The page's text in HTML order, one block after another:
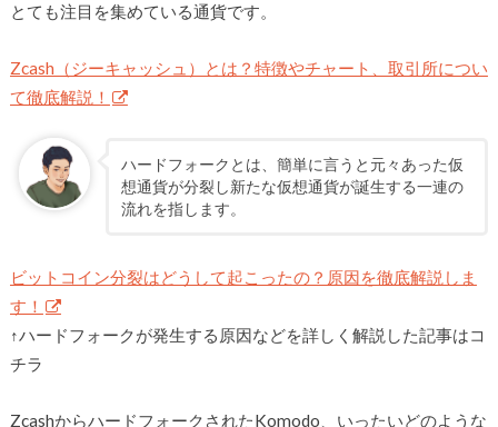
とても注目を集めている通貨です。
Zcash（ジーキャッシュ）とは？特徴やチャート、取引所につい
て徹底解説！
ハードフォークとは、簡単に言うと元々あった仮
想通貨が分裂し新たな仮想通貨が誕生する一連の
流れを指します。
ビットコイン分裂はどうして起こったの？原因を徹底解説しま
す！
↑ハードフォークが発生する原因などを詳しく解説した記事はコ
チラ
ZcashからハードフォークされたKomodo、いったいどのような